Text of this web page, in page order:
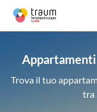
Appartamenti
Trova il tuo
tra